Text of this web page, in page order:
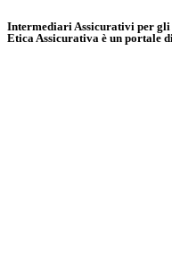
Intermediari Assicurativi per gli
Etica Assicurativa è un portale di